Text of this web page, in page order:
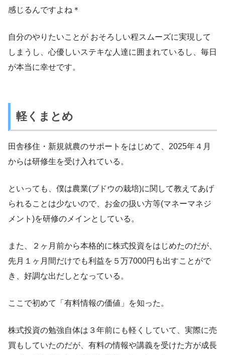
感じるんですよね＊
自分のやりたいことが おそろしい程スムーズに実現して
しまうし、心優しいステキな人達に囲まれているし、毎日
が本当に幸せです。
軽くまとめ
田舎移住・新規就農のサポートをはじめて、2025年４月
からは研修生を受け入れている。
といっても、僕は農業(ブドウの栽培)に関して教えてあげ
られることは少ないので、お金の扱い方等(マネーマネジ
メント)を研修のメインとしている。
また、２ヶ月前から本格的に株式投資をはじめたのだが、
先月１ヶ月間だけでも利益を５万7000円も出すことがで
き、好調な出だしとなっている。
ここで初めて「有料情報の価値」を知った。
株式投資の勉強自体は３年前にも軽くしていて、実際に売
買もしていたのだが、有料の情報や講義を受けた方が成長